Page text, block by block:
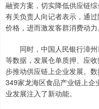
融资方案，切实降低供应链
有关负责人向记者表示，通
价格，进而激发客群消费动力
同时，中国人民银行漳州
等数据，发展仓单质押、应
步推动供应链上企业发展。
349家龙海区食品产业链上
业发展注入了新动能。